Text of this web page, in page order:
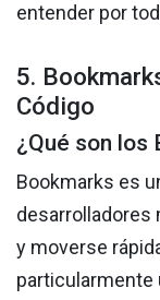
entender por
5.
Código
¿Qué son los
Bookmarks es
desarrolladores
y moverse
particularmente